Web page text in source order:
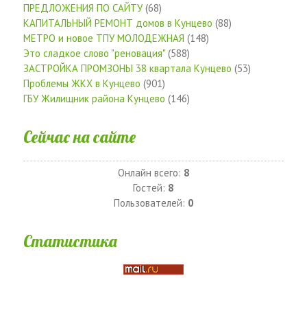
ПРЕДЛОЖЕНИЯ ПО САЙТУ(68)
КАПИТАЛЬНЫЙ РЕМОНТ домов в Кунцево (88)
МЕТРО и новое ТПУ МОЛОДЕЖНАЯ (148)
Это сладкое слово "реновация" (588)
ЗАСТРОЙКА ПРОМЗОНЫ 38 квартала Кунцево (53)
Проблемы ЖКХ в Кунцево (901)
ГБУ Жилищник района Кунцево (146)
Сейчас на сайте
Онлайн всего: 8
Гостей: 8
Пользователей: 0
Статистика